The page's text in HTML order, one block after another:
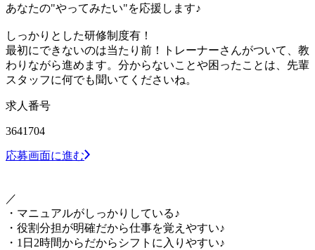
あなたの"やってみたい"を応援します♪
しっかりとした研修制度有！
最初にできないのは当たり前！トレーナーさんがついて、教
わりながら進めます。分からないことや困ったことは、先輩
スタッフに何でも聞いてくださいね。
求人番号
3641704
応募画面に進む
／
・マニュアルがしっかりしている♪
・役割分担が明確だから仕事を覚えやすい♪
・1日2時間からだからシフトに入りやすい♪